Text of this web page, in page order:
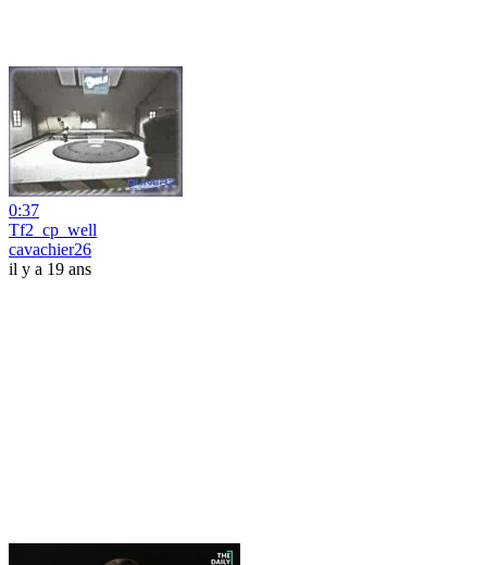
0:37
Tf2_cp_well
cavachier26
il y a 19 ans